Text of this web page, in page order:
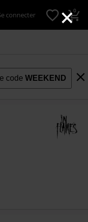
×
connecter 0
codeWEEKEND